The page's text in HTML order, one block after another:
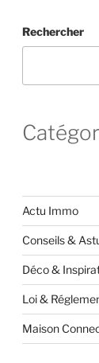
Rechercher
Actu Immo
Conseils &
Déco &
Loi &
Maison